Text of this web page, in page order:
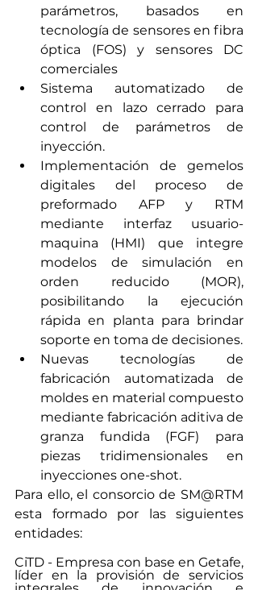
parámetros, basados en
tecnología de sensores en fibra
óptica (FOS) y sensores DC
comerciales
Sistema automatizado de
control en lazo cerrado para
control de parámetros de
inyección.
Implementación de gemelos
digitales del proceso de
preformado AFP y RTM
mediante interfaz usuario-
maquina (HMI) que integre
modelos de simulación en
orden reducido (MOR),
posibilitando la ejecución
rápida en planta para brindar
soporte en toma de decisiones.
Nuevas tecnologías de
fabricación automatizada de
moldes en material compuesto
mediante fabricación aditiva de
granza fundida (FGF) para
piezas tridimensionales en
inyecciones one-shot.
Para ello, el consorcio de SM@RTM
esta formado por las siguientes
entidades:
CiTD - Empresa con base en Getafe,
líder en la provisión de servicios